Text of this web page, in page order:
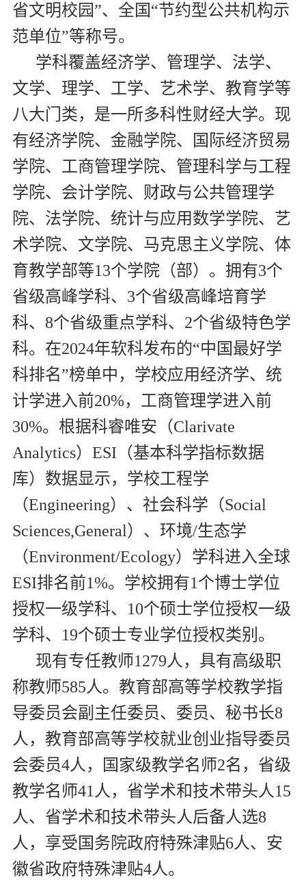
省文明校园”、全国“节约型公共机构示
范单位”等称号。
学科覆盖经济学、管理学、法学、
文学、理学、工学、艺术学、教育学等
八大门类，是一所多科性财经大学。现
有经济学院、金融学院、国际经济贸易
学院、工商管理学院、管理科学与工程
学院、会计学院、财政与公共管理学
院、法学院、统计与应用数学学院、艺
术学院、文学院、马克思主义学院、体
育教学部等13个学院（部）。拥有3个
省级高峰学科、 3个省级高峰培育学
科、 8个省级重点学科、 2个省级特色学
科。在2024年软科发布的“中国最好学
科排名”榜单中，学校应用经济学、统
计学进入前20%，工商管理学进入前
30%。根据科睿唯安（Clarivate
Analytics） ESI （基本科学指标数据
库）数据显示，学校工程学
（Engineering）、社会科学（Social
Sciences,General）、环境/生态学
（Environment/Ecology）学科进入全球
ESI排名前1%。学校拥有1个博士学位
授权一级学科、 10个硕士学位授权一级
学科、 19个硕士专业学位授权类别。
现有专任教师1279人，具有高级职
称教师585人。教育部高等学校教学指
导委员会副主任委员、委员、秘书长8
人，教育部高等学校就业创业指导委员
会委员4人，国家级教学名师2名，省级
教学名师41 人，省学术和技术带头人15
人、省学术和技术带头人后备人选8
人，享受国务院政府特殊津贴6人、安
徽省政府特殊津贴4人。